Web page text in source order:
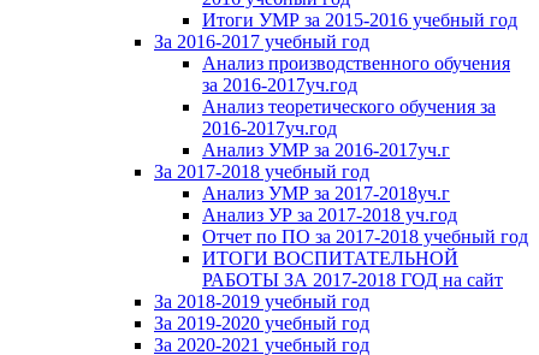
Итоги УМР за 2015-2016 учебный год
За 2016-2017 учебный год
Анализ производственного обучения
за 2016-2017уч.год
Анализ теоретического обучения за
2016-2017уч.год
Анализ УМР за 2016-2017уч.г
За 2017-2018 учебный год
Анализ УМР за 2017-2018уч.г
Анализ УР за 2017-2018 уч.год
Отчет по ПО за 2017-2018 учебный год
ИТОГИ ВОСПИТАТЕЛЬНОЙ
РАБОТЫ ЗА 2017-2018 ГОД на сайт
За 2018-2019 учебный год
За 2019-2020 учебный год
За 2020-2021 учебный год